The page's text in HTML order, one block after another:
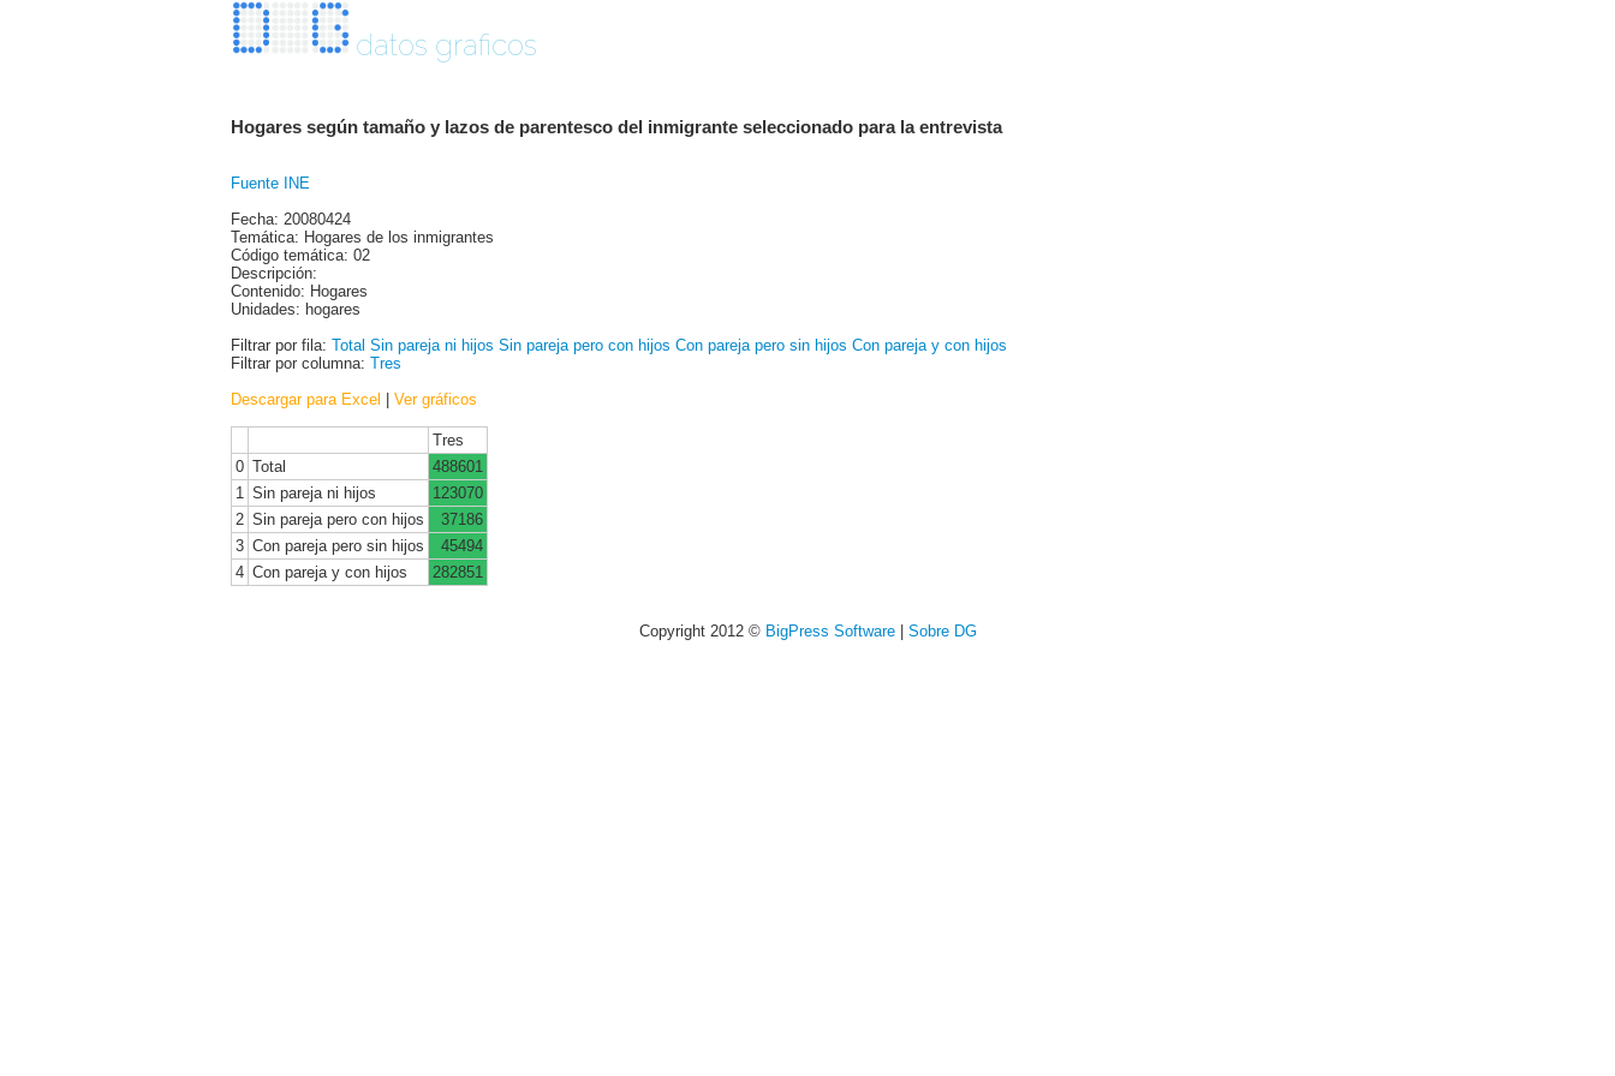
datos graficos
Hogares según tamaño y lazos de parentesco del inmigrante seleccionado para la entrevista
Fuente INE
Fecha: 20080424
Temática: Hogares de los inmigrantes
Código temática: 02
Descripción:
Contenido: Hogares
Unidades: hogares
Filtrar por fila: Total Sin pareja ni hijos Sin pareja pero con hijos Con pareja pero sin hijos Con pareja y con hijos
Filtrar por columna: Tres
Descargar para Excel | Ver gráficos
Tres
0 Total
488601
1 Sin pareja ni hijos
123070
2 Sin pareja pero con hijos
37186
3 Con pareja pero sin hijos
45494
4 Con pareja y con hijos 282851
Copyright 2012 © BigPress Software| Sobre DG